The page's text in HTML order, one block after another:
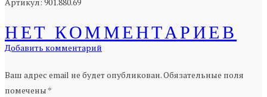
НЕТ КОММЕНТАРИЕВ
Добавить комментарий
Ваш адрес email не будет опубликован.Обязательные поля
помечены *